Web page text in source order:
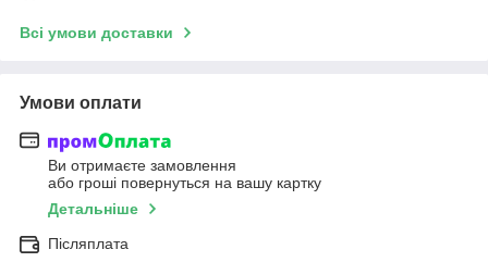
Всі умови доставки
Умови оплати
Ви отримаєте замовлення
або гроші повернуться на вашу картку
Детальніше
Післяплата